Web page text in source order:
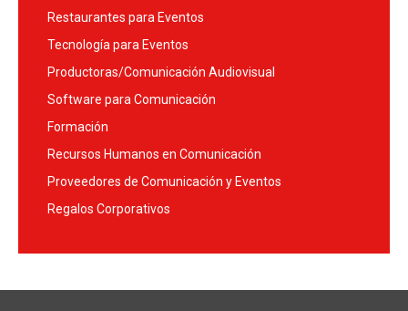
Restaurantes para Eventos
Tecnología para Eventos
Productoras/Comunicación Audiovisual
Software para Comunicación
Formación
Recursos Humanos en Comunicación
Proveedores de Comunicación y Eventos
Regalos Corporativos